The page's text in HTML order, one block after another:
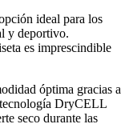
ideal para los
y deportivo.
es imprescindible
óptima gracias a
DryCELL
seco durante las